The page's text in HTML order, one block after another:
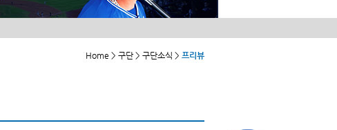
Home > 구단 > 구단소식 > 프리뷰